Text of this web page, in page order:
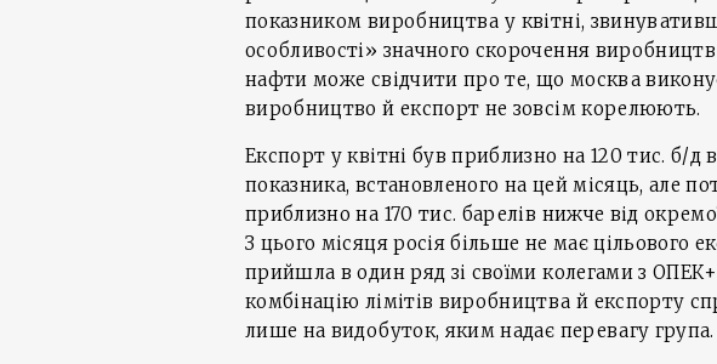
показником виробництва у квітні,
особливості» значного скорочення
нафти може свідчити про те, що москва
виробництво й експорт не зовсім корелюють.
Експорт у квітні був приблизно на 120 тис. б/д
показника, встановленого на цей місяць, але
приблизно на 170 тис. барелів нижче від
З цього місяця росія більше не має цільового
прийшла в один ряд зі своїми колегами з ОПЕК+
комбінацію лімітів виробництва й експорту
лише на видобуток, яким надає перевагу група.